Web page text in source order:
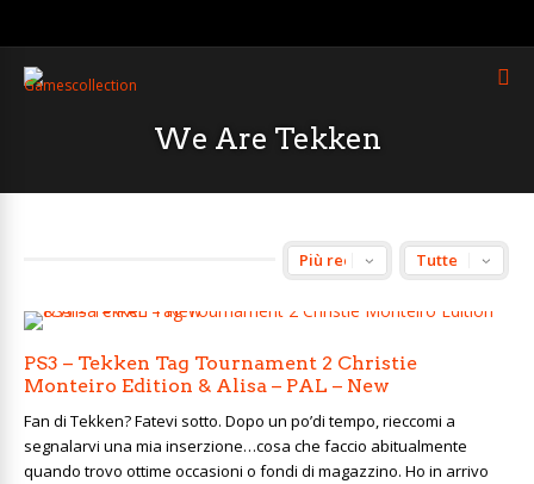
We Are Tekken
PS3 – Tekken Tag Tournament 2 Christie
Monteiro Edition & Alisa – PAL – New
Fan di Tekken? Fatevi sotto. Dopo un po’di tempo, rieccomi a
segnalarvi una mia inserzione…cosa che faccio abitualmente
quando trovo ottime occasioni o fondi di magazzino. Ho in arrivo